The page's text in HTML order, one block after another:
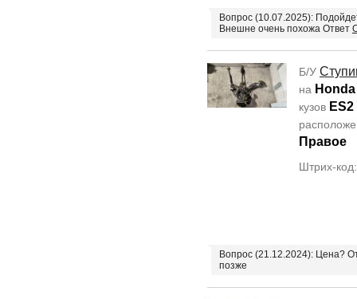
Вопрос (10.07.2025):
Внешне очень похожа Ответ
Б/У
на
кузов ES2
Правое
Штрих-
Вопрос (21.12.2024): Цена?
позже